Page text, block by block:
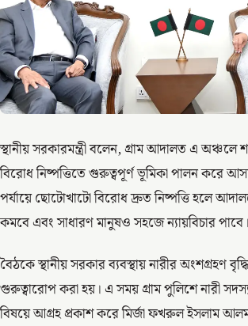
স্থানীয় সরকারমন্ত্রী বলেন, গ্রাম আদালত এ অঞ্চলে
বিরোধ নিষ্পত্তিতে গুরুত্বপূর্ণ ভূমিকা পালন করে
পর্যায়ে ছোটোখাটো বিরোধ দ্রুত নিষ্পত্তি হলে
কমবে এবং সাধারণ মানুষও সহজে ন্যায়বিচার পাবে।
বৈঠকে স্থানীয় সরকার ব্যবস্থায় নারীর অংশগ্রহণ
গুরুত্বারোপ করা হয়। এ সময় গ্রাম পুলিশে নারী
বিষয়ে আগ্রহ প্রকাশ করে মির্জা ফখরুল ইসলাম